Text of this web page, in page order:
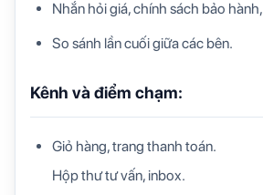
Nhắn hỏi giá, chính sách bảo
So sánh lần cuối giữa các bên.
Kênh và điểm chạm:
Giỏ hàng, trang thanh toán.
Hộp thư tư vấn, inbox.